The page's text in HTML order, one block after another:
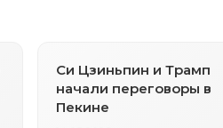
Си Цзиньпин и Трамп
начали переговоры в
Пекине